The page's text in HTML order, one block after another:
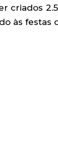
criados
às festas